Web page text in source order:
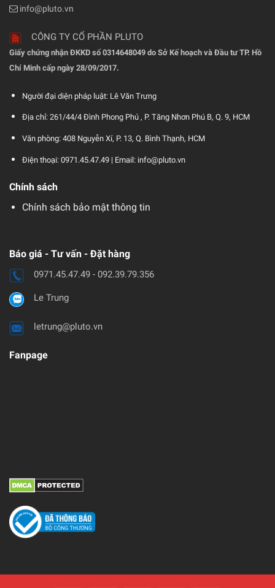
info@pluto.vn
CÔNG TY CỔ PHẦN PLUTO
Giấy chứng nhận ĐKKD số 0314648049 do Sở Kế hoạch và Đầu tư TP. Hồ
Chí Minh cấp ngày 28/09/2017.
Người đại diện pháp luật: Lê Văn Trưng
Địa chỉ: 261/44/4 Đình Phong Phú , P. Tăng Nhơn Phú B, Q. 9, HCM
Văn phòng: 408 Nguyễn Xí, P. 13, Q. Bình Thạnh, HCM
Điện thoại: 0971.45.47.49 | Email: info@pluto.vn
Chính sách
Chính sách bảo mật thông tin
Báo giá - Tư vấn - Đặt hàng
0971.45.47.49 - 092.39.79.356
Le Trung
letrung@pluto.vn
Fanpage